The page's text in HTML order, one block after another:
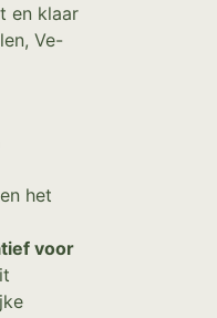
en klaar
, Ve-
het
voor